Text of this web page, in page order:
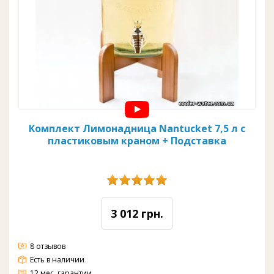
Комплект Лимонадница Nantucket 7,5 л с
пластиковым краном + Подставка
3 012 грн.
8 отзывов
Есть в наличии